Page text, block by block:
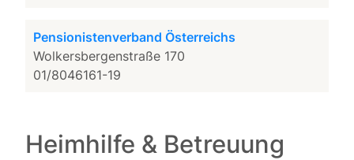
Pensionistenverband Österreichs
Wolkersbergenstraße 170
01/8046161-19
Heimhilfe & Betreuung